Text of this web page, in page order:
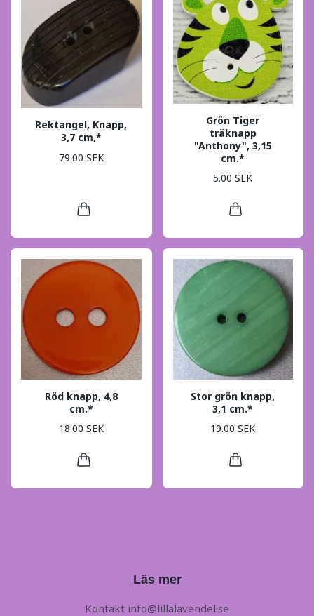
Rektangel, Knapp,
3,7 cm,*
79.00 SEK
Grön Tiger
träknapp
"Anthony", 3,15
cm.*
5.00 SEK
Röd knapp, 4,8
cm.*
18.00 SEK
Stor grön knapp,
3,1 cm.*
19.00 SEK
Läs mer
Kontakt info@lillalavendel.se